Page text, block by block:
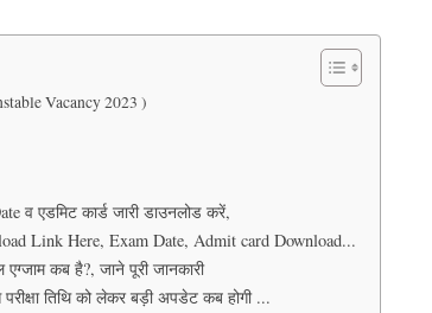
Vacancy 2023 )
व एडमिट कार्ड जारी डाउनलोड करें,
Link Here, Exam Date, Admit card Download...
कब है?, जाने पूरी जानकारी
तिथि को लेकर बड़ी अपडेट कब होगी ...